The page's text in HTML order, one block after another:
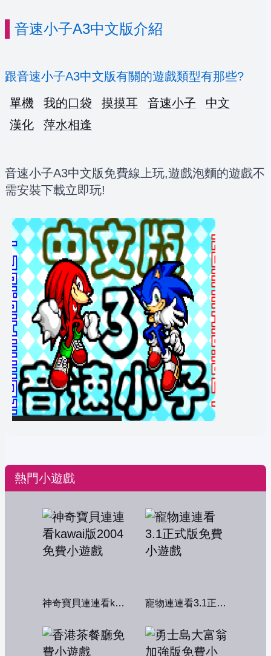
音速小子A3中文版介紹
跟音速小子A3中文版有關的遊戲類型有那些?
單機
我的口袋 摸摸耳 音速小子
中文
漢化
萍水相逢
音速小子A3中文版免費線上玩,遊戲泡麵的遊戲不
需安裝下載立即玩!
熱門小遊戲
神奇寶貝連連看kawai版2004 寵物連連看3.1正式版